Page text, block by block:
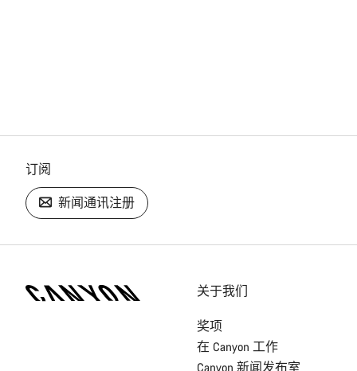
订阅
新闻通讯注册
关于我们
奖项
在 Canyon 工作
Canyon 新闻发布室